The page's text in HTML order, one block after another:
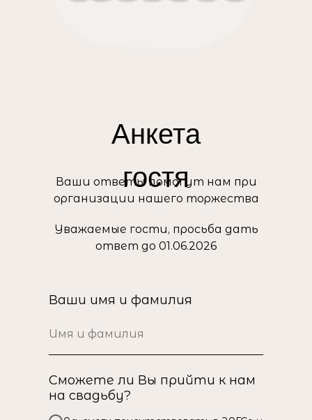
Анкета
гостя
Ваши имя и фамилия
Сможете ли Вы прийти к нам
на свадьбу?
Ваши ответы помогут нам при
организации нашего торжества
Уважаемые гости, просьба дать
ответ до 01.06.2026